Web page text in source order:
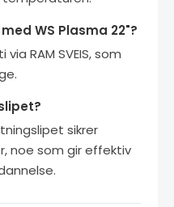
WS Plasma 22"?
RAM SVEIS, som
sikrer
noe som gir effektiv